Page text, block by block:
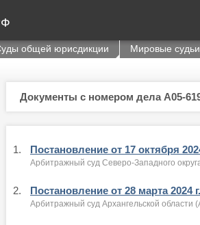
общей юрисдикции Мировые судьи
Документы с номером дела А05-
1. Постановление от 17 октября
Арбитражный суд Северо-Западного
2. Постановление от 28 марта 2024
Арбитражный суд Архангельской области